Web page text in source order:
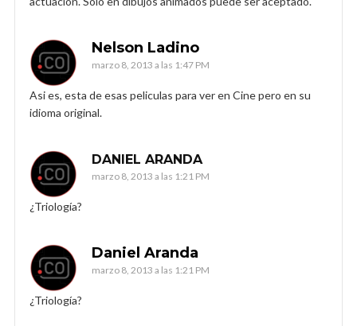
Nelson Ladino
marzo 8, 2013 a las 1:47 PM
Asi es, esta de esas peliculas para ver en Cine pero en su
idioma original.
DANIEL ARANDA
marzo 8, 2013 a las 1:21 PM
¿Triología?
Daniel Aranda
marzo 8, 2013 a las 1:21 PM
¿Triología?